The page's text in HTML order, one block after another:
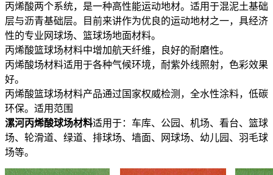
丙烯酸两个系统，是一种高性能运动地材。适用于混泥土基础
层与沥青基础层。目前来讲作为优良的运动地材之一，具经济
性的专业网球场、篮球场地面材料。
丙烯酸篮球场材料中增加航天纤维，良好的耐磨性。
丙烯酸场材料适用于各种气候环境，耐紫外线照射，色彩效果
好。
丙烯酸篮球场材料产品通过国家权威检测，全水性涂料，低碳
环保。适用范围
漯河丙烯酸球场材料适用于：车库、公园、机场、看台、篮球
场、轮滑道、绿道、排球场、墙面、网球场、幼儿园、羽毛球
场等。